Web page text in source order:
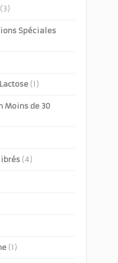
(3)
Spéciales
(1)
Moins de 30
(4)
(1)